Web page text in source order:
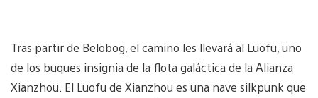
Tras partir de Belobog, el camino les llevará al Luofu, uno
de los buques insignia de la flota galáctica de la Alianza
Xianzhou. El Luofu de Xianzhou es una nave silkpunk que